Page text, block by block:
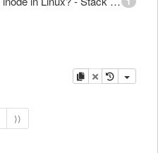
копировать
удалить
⟩⟩